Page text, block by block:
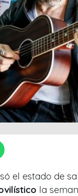
el estado de
la